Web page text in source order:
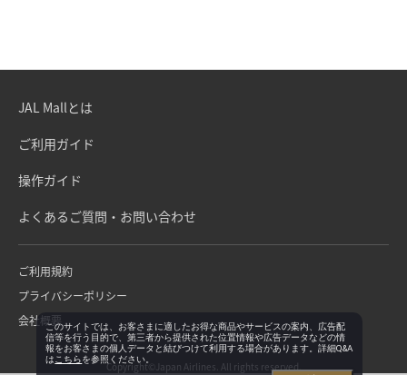
JAL Mallとは
ご利用ガイド
操作ガイド
よくあるご質問・お問い合わせ
ご利用規約
プライバシーポリシー
会社概要
Copyright©Japan Airlines. All rights reserved.
このサイトでは、お客さまに適したお得な商品やサービスの案内、広告配
信等を行う目的で、第三者から提供された位置情報や広告データなどの情
報をお客さまの個人データと結びつけて利用する場合があります。詳細Q&A
は こちらを参照ください。